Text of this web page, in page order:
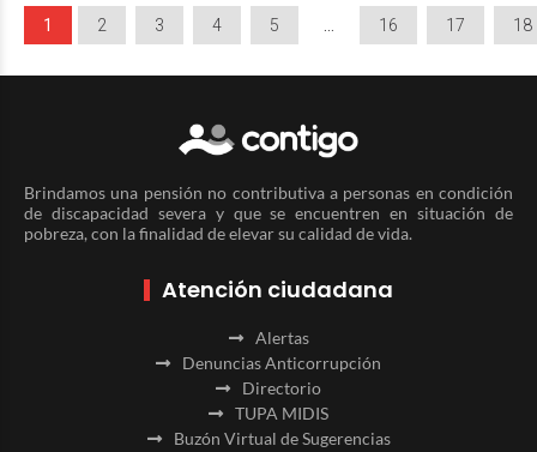
1 2 3 4 5 16 17 18
Brindamos una pensión no contributiva a personas en condición
de discapacidad severa y que se encuentren en situación de
pobreza, con la finalidad de elevar su calidad de vida.
Atención ciudadana
Alertas
Denuncias Anticorrupción
Directorio
TUPA MIDIS
Buzón Virtual de Sugerencias